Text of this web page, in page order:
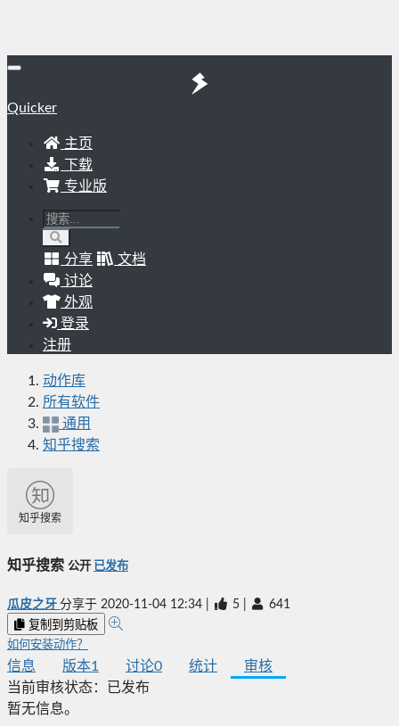
Quicker
主页
下载
专业版
分享
文档
讨论
外观
登录
注册
动作库
所有软件
通用
知乎搜索
知乎搜索
知乎搜索 公开 已发布
瓜皮之牙 分享于 2020-11-04 12:34 5 641
复制到剪贴板
如何安装动作？
信息 版本1 讨论0 统计
审核
当前审核状态：
已发布
暂无信息。